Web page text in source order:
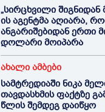
„სირცხვილი შიგნიდან
ის აგენტმა აღიარა,
ანგარიშებიდან ერთი
დოლარი მოიპარა
ახალი ამბები
სამტრედიაში ნიკა
თავდასხმის ფაქტზე
წლის შემდეგ დაიწყო